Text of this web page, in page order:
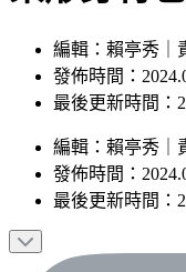
編輯：賴亭秀｜
發佈時間：
最後更新時間：
編輯 ： 賴亭秀
發佈時間：
最後更新時間：